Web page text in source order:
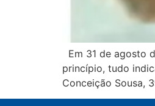
Em 31 de agosto
princípio, tudo
Conceição Sousa,